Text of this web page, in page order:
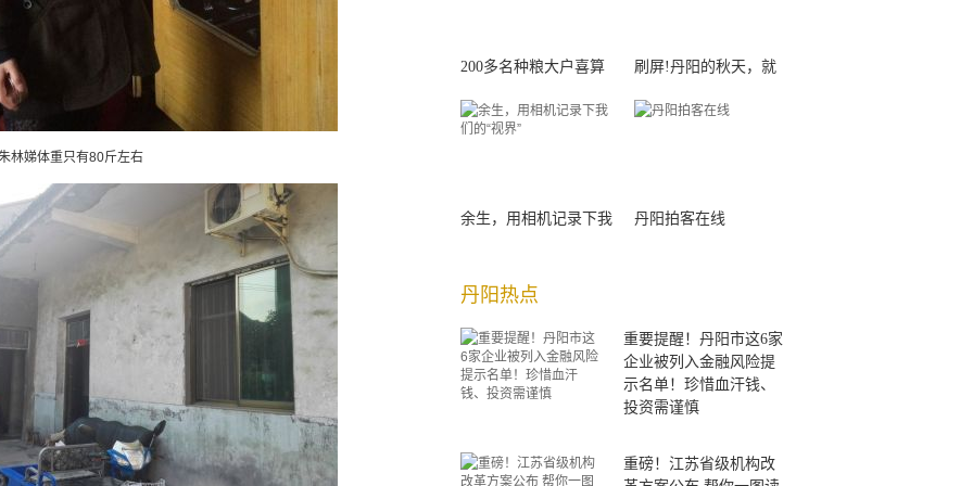
林娣体重只有80斤左右
200多名种粮大户喜算 刷屏!丹阳的秋天，就
余生，用相机记录下我 丹阳拍客在线
丹阳热点
重要提醒！丹阳市这6家
企业被列入金融风险提
示名单！珍惜血汗钱、
投资需谨慎
重磅！江苏省级机构改